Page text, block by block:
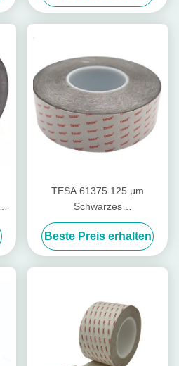
TESA 61375 125 μm
Schwarzes
Hochleistungsfilm-
Doppelseitiges Band mit
modifiziertem Acrylklebstoff
Beste Preis erhalten